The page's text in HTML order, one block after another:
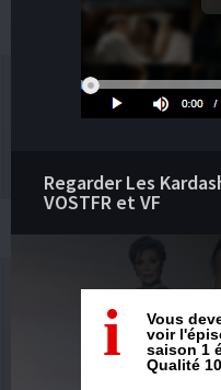
Regarder Les
VOSTFR et VF
i
Vous
voir
saison 1
Qualité